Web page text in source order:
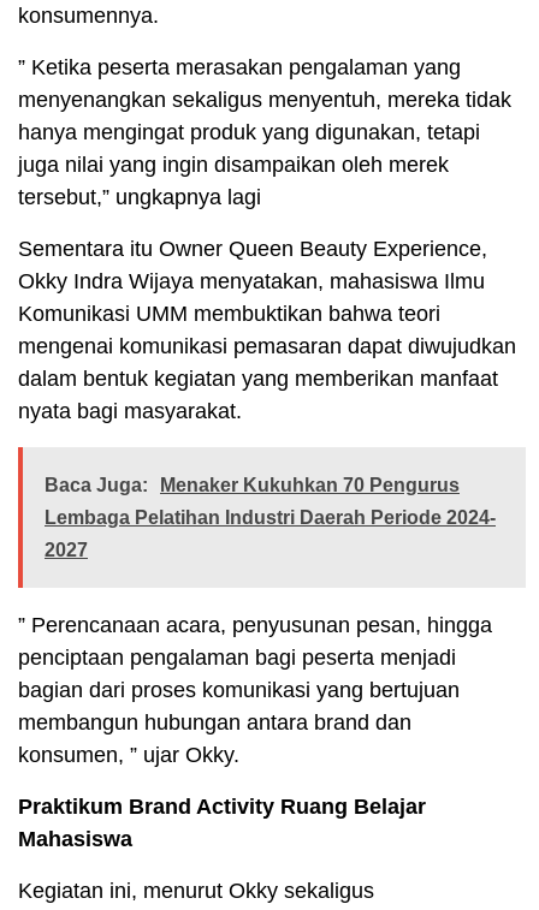
konsumennya.
” Ketika peserta merasakan pengalaman yang
menyenangkan sekaligus menyentuh, mereka tidak
hanya mengingat produk yang digunakan, tetapi
juga nilai yang ingin disampaikan oleh merek
tersebut,” ungkapnya lagi
Sementara itu Owner Queen Beauty Experience,
Okky Indra Wijaya menyatakan, mahasiswa Ilmu
Komunikasi UMM membuktikan bahwa teori
mengenai komunikasi pemasaran dapat diwujudkan
dalam bentuk kegiatan yang memberikan manfaat
nyata bagi masyarakat.
Baca Juga:
Menaker Kukuhkan 70 Pengurus
Lembaga Pelatihan Industri Daerah Periode 2024-
2027
” Perencanaan acara, penyusunan pesan, hingga
penciptaan pengalaman bagi peserta menjadi
bagian dari proses komunikasi yang bertujuan
membangun hubungan antara brand dan
konsumen, ” ujar Okky.
Praktikum Brand Activity Ruang Belajar
Mahasiswa
Kegiatan ini, menurut Okky sekaligus